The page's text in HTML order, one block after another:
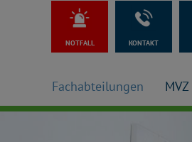
NOTFALL KONTAKT
Fachabteilungen MVZ